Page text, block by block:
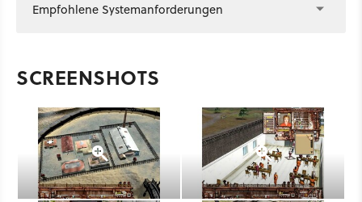
Empfohlene Systemanforderungen
SCREENSHOTS